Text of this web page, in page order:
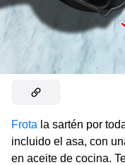
Frota la sartén por
incluido el asa, con
en aceite de cocina.